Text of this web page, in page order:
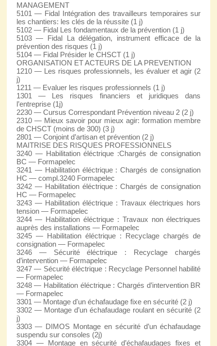
MANAGEMENT
5101 — Fidal Intégration des travailleurs temporaires sur
les chantiers: les clés de la réussite (1 j)
5102 — Fidal Les fondamentaux de la prévention (1 j)
5103 — Fidal La délégation, instrument efficace de la
prévention des risques (1 j)
5104 — Fidal Présider le CHSCT (1 j)
ORGANISATION ET ACTEURS DE LA PREVENTION
1210 — Les risques professionnels, les évaluer et agir (2
j)
1211 — Evaluer les risques professionnels (1 j)
1301 — Les risques financiers et juridiques dans
l’entreprise (1j)
2230 — Cursus Correspondant Prévention niveau 2 (2 j)
2310 — Mieux savoir pour mieux agir: formation membre
de CHSCT (moins de 300) (3 j)
2801 — Conjoint d’artisan et prévention (2 j)
MAITRISE DES RISQUES PROFESSIONNELS
3240 — Habilitation éléctrique :Chargés de consignation
BC — Formapelec
3241 — Habilitation éléctrique : Chargés de consignation
HC — compl.3240 Formapelec
3242 — Habilitation éléctrique : Chargés de consignation
HC — Formapelec
3243 — Habilitation éléctrique : Travaux électriques hors
tension — Formapelec
3244 — Habilitation éléctrique : Travaux non électriques
auprès des installations — Formapelec
3245 — Habilitation éléctrique : Recyclage chargés de
consignation — Formapelec
3246 — Sécurité éléctrique : Recyclage chargés
d’intervention — Formapelec
3247 — Sécurité éléctrique : Recyclage Personnel habilité
— Formapelec
3248 — Habilitation éléctrique : Chargés d’intervention BR
— Formapelec
3301 — Montage d'un échafaudage fixe en sécurité (2 j)
3302 — Montage d’un échafaudage roulant en sécurité (2
j)
3303 — DIMOS Montage en sécurité d’un échafaudage
suspendu sur consoles (2j)
3304 — Montage en sécurité d’échafaudages fixes et